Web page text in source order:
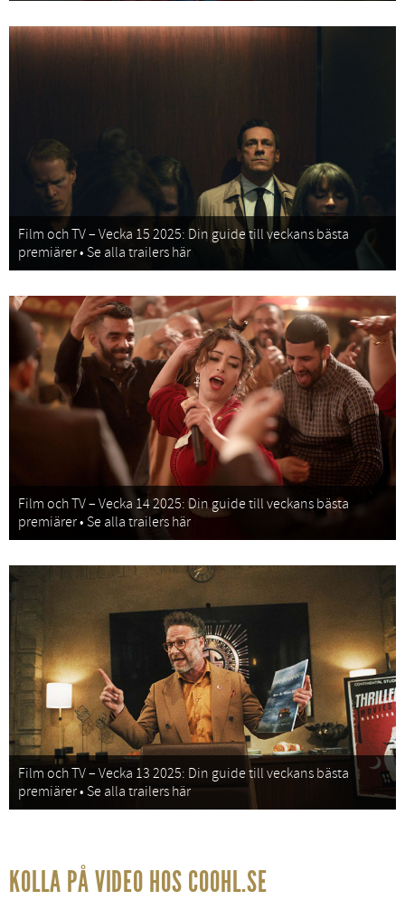
Film och TV – Vecka 15 2025: Din guide till veckans bästa
premiärer • Se alla trailers här
Film och TV – Vecka 14 2025: Din guide till veckans bästa
premiärer • Se alla trailers här
Film och TV – Vecka 13 2025: Din guide till veckans bästa
premiärer • Se alla trailers här
KOLLA PÅ VIDEO HOS COOHL.SE